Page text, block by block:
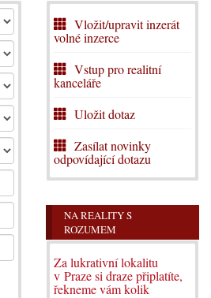
Vložit/upravit inzerát
volné inzerce
Vstup pro realitní
kanceláře
Uložit dotaz
Zasílat novinky
odpovídající dotazu
NA REALITY S
ROZUMEM
Za lukrativní lokalitu
v Praze si draze připlatíte,
řekneme vám kolik